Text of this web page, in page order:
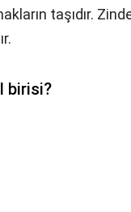
taşıdır.
birisi?